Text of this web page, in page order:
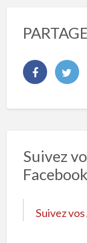
Suivez
Facebook
Suivez